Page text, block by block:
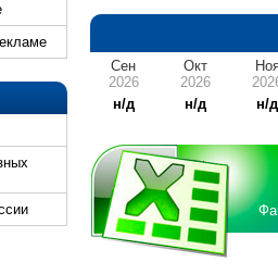
Сен
2026
н/д
Окт
2026
н/д
н/д